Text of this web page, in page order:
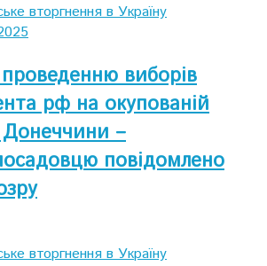
вторгнення в Україну
виборів
рф на окупованій
Донеччини –
повідомлено
вторгнення в Україну